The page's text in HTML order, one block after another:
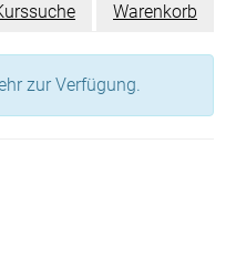
Warenkorb
zur Verfügung.